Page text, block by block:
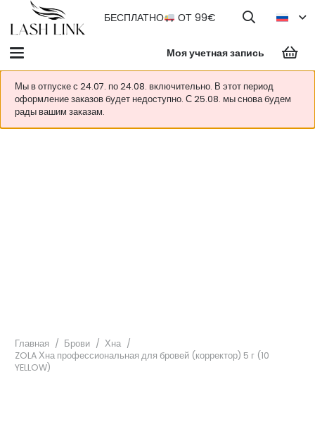
БЕСПЛАТНО ОТ 99€
Моя учетная запись
Мы в отпуске с 24.07. по 24.08. включительно. В этот период
оформление заказов будет недоступно. С 25.08. мы снова будем
рады вашим заказам.
Главная / Брови / Хна /
ZOLA Хна профессиональная для бровей (корректор) 5 г (10
YELLOW)